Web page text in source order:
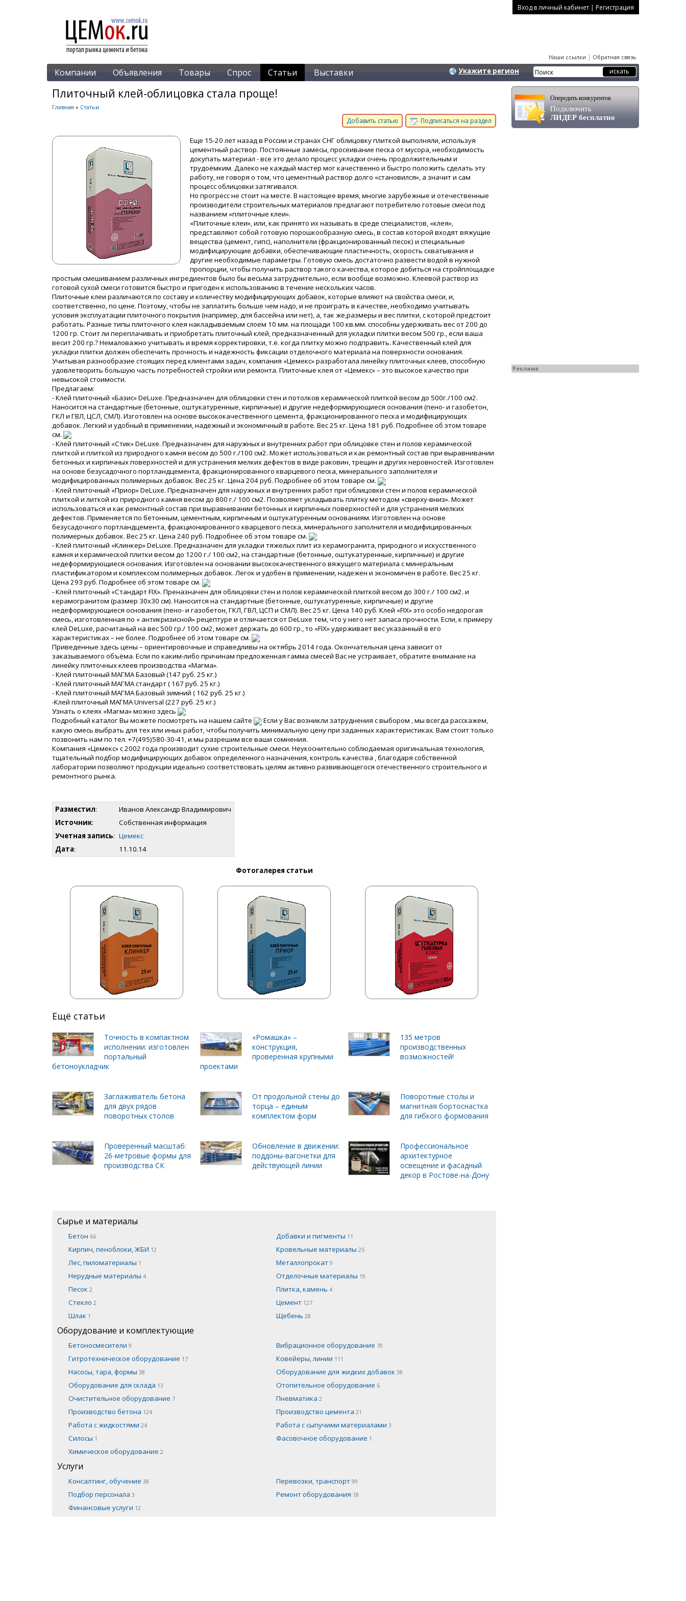
Вход в личный кабинет | Регистрация
Наши ссылки | Обратная связь
Компании Объявления Товары Спрос Статьи Выставки Укажите регион
Плиточный клей-облицовка стала проще!
Главная » Статьи
Добавить статью Подписаться на раздел
Еще 15-20 лет назад в России и странах СНГ облицовку плиткой выполняли, используя
цементный раствор. Постоянные замесы, просеивание песка от мусора, необходимость
докупать материал - все это делало процесс укладки очень продолжительным и
трудоёмким. Далеко не каждый мастер мог качественно и быстро положить сделать эту
работу, не говоря о том, что цементный раствор долго «становился», а значит и сам
процесс облицовки затягивался.
Но прогресс не стоит на месте. В настоящее время, многие зарубежные и отечественные
производители строительных материалов предлагают потребителю готовые смеси под
названием «плиточные клеи».
«Плиточные клеи», или, как принято их называть в среде специалистов, «клея»,
представляют собой готовую порошкообразную смесь, в состав которой входят вяжущие
вещества (цемент, гипс), наполнители (фракционированный песок) и специальные
модифицирующие добавки, обеспечивающие пластичность, скорость схватывания и
другие необходимые параметры. Готовую смесь достаточно развести водой в нужной
пропорции, чтобы получить раствор такого качества, которое добиться на стройплощадке
простым смешиванием различных ингредиентов было бы весьма затруднительно, если вообще возможно. Клеевой раствор из
готовой сухой смеси готовится быстро и пригоден к использованию в течение нескольких часов.
Плиточные клеи различаются по составу и количеству модифицирующих добавок, которые влияют на свойства смеси, и,
соответственно, по цене. Поэтому, чтобы не заплатить больше чем надо, и не проиграть в качестве, необходимо учитывать
условия эксплуатации плиточного покрытия (например, для бассейна или нет), а, так же,размеры и вес плитки, с которой предстоит
работать. Разные типы плиточного клея накладываемым слоем 10 мм. на площади 100 кв.мм. способны удерживать вес от 200 до
1200 гр. Стоит ли переплачивать и приобретать плиточный клей, предназначенный для укладки плитки весом 500 гр., если ваша
весит 200 гр.? Немаловажно учитывать и время корректировки, т.е. когда плитку можно подправить. Качественный клей для
укладки плитки должен обеспечить прочность и надежность фиксации отделочного материала на поверхности основания.
Учитывая разнообразие стоящих перед клиентами задач, компания «Цемекс» разработала линейку плиточных клеев, способную
удовлетворить большую часть потребностей стройки или ремонта. Плиточные клея от «Цемекс» – это высокое качество при
невысокой стоимости.
Предлагаем:
- Клей плиточный «Базис» DeLuxe. Предназначен для облицовки стен и потолков керамической плиткой весом до 500г./100 см2.
Наносится на стандартные (бетонные, оштукатуренные, кирпичные) и другие недеформирующиеся основания (пено- и газобетон,
ГКЛ и ГВЛ, ЦСЛ, СМЛ). Изготовлен на основе высококачественного цемента, фракционированного песка и модифицирующих
добавок. Легкий и удобный в применении, надежный и экономичный в работе. Вес 25 кг. Цена 181 руб. Подробнее об этом товаре
см.
- Клей плиточный «Стик» DeLuxe. Предназначен для наружных и внутренних работ при облицовке стен и полов керамической
плиткой и плиткой из природного камня весом до 500 г./100 см2. Может использоваться и как ремонтный состав при выравнивании
бетонных и кирпичных поверхностей и для устранения мелких дефектов в виде раковин, трещин и других неровностей. Изготовлен
на основе безусадочного портландцемента, фракционированного кварцевого песка, минерального заполнителя и
модифицированных полимерных добавок. Вес 25 кг. Цена 204 руб. Подробнее об этом товаре см.
- Клей плиточный «Приор» DeLuxe. Предназначен для наружных и внутренних работ при облицовки стен и полов керамической
плиткой и литкой из природного камня весом до 800 г./ 100 см2. Позволяет укладывать плитку методом «сверху-вниз». Может
использоваться и как ремонтный состав при выравнивании бетонных и кирпичных поверхностей и для устранения мелких
дефектов. Применяется по бетонным, цементным, кирпичным и оштукатуренным основаниям. Изготовлен на основе
безусадочного портландцемента, фракционированного кварцевого песка, минерального заполнителя и модифицированных
полимерных добавок. Вес 25 кг. Цена 240 руб. Подробнее об этом товаре см.
- Клей плиточный «Клинкер» DeLuxe. Предназначен для укладки тяжелых плит из керамогранита, природного и искусственного
камня и керамической плитки весом до 1200 г./ 100 см2, на стандартные (бетонные, оштукатуренные, кирпичные) и другие
недеформирующиеся основания. Изготовлен на основании высококачественного вяжущего материала с минеральным
пластификатором и комплексом полимерных добавок. Легок и удобен в применении, надежен и экономичен в работе. Вес 25 кг.
Цена 293 руб. Подробнее об этом товаре см.
- Клей плиточный «Стандарт FIX». Преназначен для облицовки стен и полов керамической плиткой весом до 300 г./ 100 см2. и
керамогранитом (размер 30х30 см). Наносится на стандартные (бетонные, оштукатуренные, кирпичные) и другие
недеформирующиеся основания (пено- и газобетон, ГКЛ, ГВЛ, ЦСП и СМЛ). Вес 25 кг. Цена 140 руб. Клей «FIX» это особо недорогая
смесь, изготовленная по « антикризисной» рецептуре и отличается от DeLuxe тем, что у него нет запаса прочности. Если, к примеру
клей DeLuxe, расчитаный на вес 500 гр./ 100 см2, может держать до 600 гр., то «FIX» удерживает вес указанный в его
характеристиках – не более. Подробнее об этом товаре см.
Приведенные здесь цены – ориентировочные и справедливы на октябрь 2014 года. Окончательная цена зависит от
заказываемого объёма. Если по каким-либо причинам предложенная гамма смесей Вас не устраивает, обратите внимание на
линейку плиточных клеев производства «Магма».
- Клей плиточный МАГМА Базовый (147 руб. 25 кг.)
- Клей плиточный МАГМА стандарт ( 167 руб. 25 кг.)
- Клей плиточный МАГМА Базовый зимний ( 162 руб. 25 кг.)
-Клей плиточный МАГМА Universal (227 руб. 25 кг.)
Узнать о клеях «Магма» можно здесь
Подробный каталог Вы можете посмотреть на нашем сайте
Если у Вас возникли затруднения с выбором , мы всегда расскажем,
какую смесь выбрать для тех или иных работ, чтобы получить минимальную цену при заданных характеристиках. Вам стоит только
позвонить нам по тел. +7(495)580-30-41, и мы разрешим все ваши сомнения.
Компания «Цемекс» с 2002 года производит сухие строительные смеси. Неукоснительно соблюдаемая оригинальная технология,
тщательный подбор модифицирующих добавок определенного назначения, контроль качества , благодаря собственной
лаборатории позволяют продукции идеально соответствовать целям активно развивающегося отечественного строительного и
ремонтного рынка.
Разместил:
Иванов Александр Владимирович
Источник:
Собственная информация
Учетная запись: Цемекс
Дата: 11.10.14
Фотогалерея статьи
Ещё статьи
Точность в компактном
исполнении: изготовлен
портальный
бетоноукладчик
«Ромашка» –
конструкция,
проверенная крупными
проектами
135 метров
производственных
возможностей!
Заглаживатель бетона
для двух рядов
поворотных столов
От продольной стены до
торца – единым
комплектом форм
Поворотные столы и
магнитная бортоснастка
для гибкого формования
Проверенный масштаб:
26-метровые формы для
производства СК
Обновление в движении:
поддоны-вагонетки для
действующей линии
Профессиональное
архитектурное
освещение и фасадный
декор в Ростове-на-Дону
Сырье и материалы
Бетон 66 Добавки и пигменты 11
Кирпич, пеноблоки, ЖБИ 12 Кровельные материалы 25
Лес, пиломатериалы 1 Металлопрокат 9
Нерудные материалы 4 Отделочные материалы 19
Песок 2 Плитка, камень 4
Стекло 2 Цемент 127
Шлак 1 Щебень 28
Оборудование и комплектующие
Бетоносмесители 9 Вибрационное оборудование 70
Гитротехническое оборудование 17 Ковейеры, линии 111
Насосы, тара, формы 38 Оборудование для жидких добавок 38
Оборудование для склада 13 Отопительное оборудование 6
Очистительное оборудование 7 Пневматика 2
Производство бетона 124 Производство цемента 21
Работа с жидкостями 24 Работа с сыпучими материалами 3
Силосы 1 Фасовочное оборудование 1
Химическое оборудование 2
Услуги
Консалтинг, обучение 38 Перевозки, транспорт 99
Подбор персонала 3 Ремонт оборудования 18
Финансовые услуги 12
Опередить конкурентов
Подключить
ЛИДЕР бесплатно
Реклама